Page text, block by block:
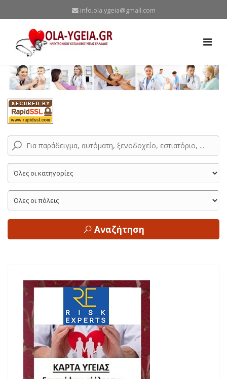
info.ola.ygeia@gmail.com
Αναζήτηση